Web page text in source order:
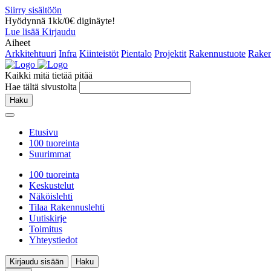
Siirry sisältöön
Hyödynnä 1kk/0€ diginäyte!
Lue lisää Kirjaudu
Aiheet
Arkkitehtuuri Infra Kiinteistöt Pientalo Projektit Rakennustuote
Kaikki mitä tietää pitää
Hae tältä sivustolta
Haku
Etusivu
100 tuoreinta
Suurimmat
100 tuoreinta
Keskustelut
Näköislehti
Tilaa Rakennuslehti
Uutiskirje
Toimitus
Yhteystiedot
Kirjaudu sisään
Haku